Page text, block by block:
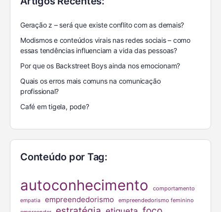
Geração z – será que existe conflito com as demais?
Modismos e conteúdos virais nas redes sociais – como
essas tendências influenciam a vida das pessoas?
Por que os Backstreet Boys ainda nos emocionam?
Quais os erros mais comuns na comunicação
profissional?
Café em tigela, pode?
Conteúdo por Tag:
autoconhecimento comportamento
empatia empreendedorismo
empreendedorismo feminino